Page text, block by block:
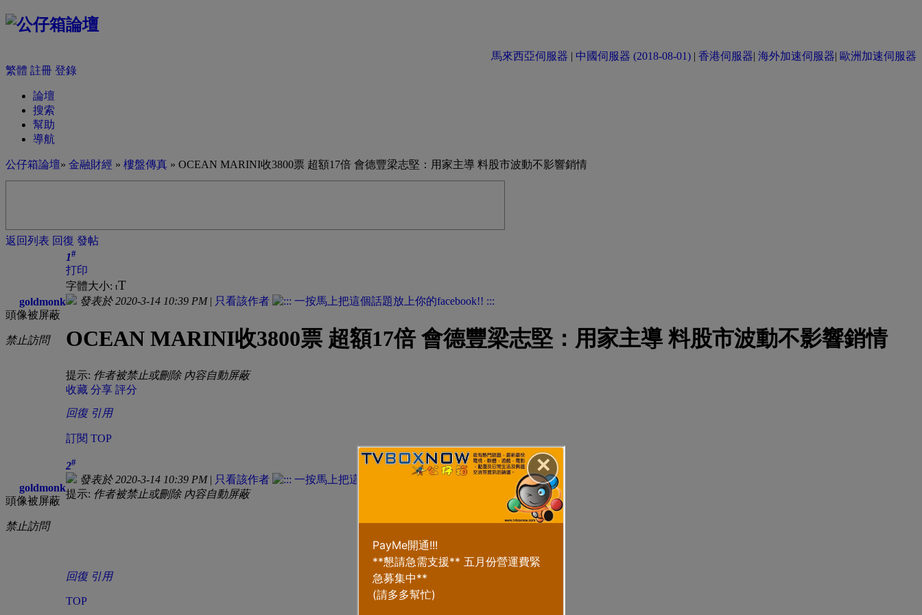
✕
馬來西亞伺服器 | 中國伺服器 (2018-08-01) | 香港伺服器| 海外加速伺服器| 歐洲加速伺服器
繁體 註冊 登錄
論壇
搜索
幫助
導航
公仔箱論壇» 金融財經 » 樓盤傳真 » OCEAN MARINI收3800票 超額17倍 會德豐梁志堅：用家主導 料股市波動不影響銷情
返回列表 回復 發帖
goldmonk
頭像被屏蔽
禁止訪問
1#
打印
字體大小: tT
發表於 2020-3-14 10:39 PM| 只看該作者
OCEAN MARINI收3800票 超額17倍 會德豐梁志堅：用家主導 料股市波動不影響銷情
提示: 作者被禁止或刪除 內容自動屏蔽
收藏 分享 評分
回復 引用
訂閱 TOP
goldmonk
頭像被屏蔽
禁止訪問
2#
發表於 2020-3-14 10:39 PM| 只看該作者
提示: 作者被禁止或刪除 內容自動屏蔽
回復 引用
TOP